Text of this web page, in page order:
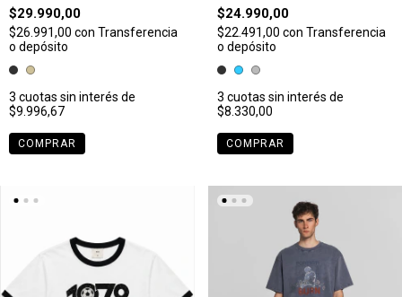
$29.990,00
$26.991,00 con Transferencia
o depósito
3 cuotas sin interés de
$9.996,67
COMPRAR
$24.990,00
$22.491,00 con Transferencia
o depósito
3 cuotas sin interés de
$8.330,00
COMPRAR